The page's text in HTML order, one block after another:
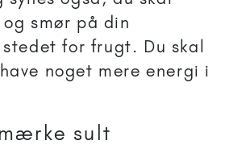
smør på din
for frugt. Du skal
noget mere energi i
sult